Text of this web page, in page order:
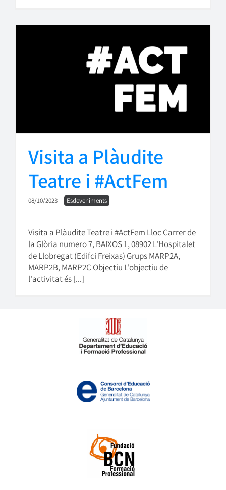
Visita a Plàudite
Teatre i #ActFem
08/10/2023 | Esdeveniments
Visita a Plàudite Teatre i #ActFem Lloc Carrer de
la Glòria numero 7, BAIXOS 1, 08902 L'Hospitalet
de Llobregat (Edifci Freixas) Grups MARP2A,
MARP2B, MARP2C Objectiu L'objectiu de
l'activitat és [...]